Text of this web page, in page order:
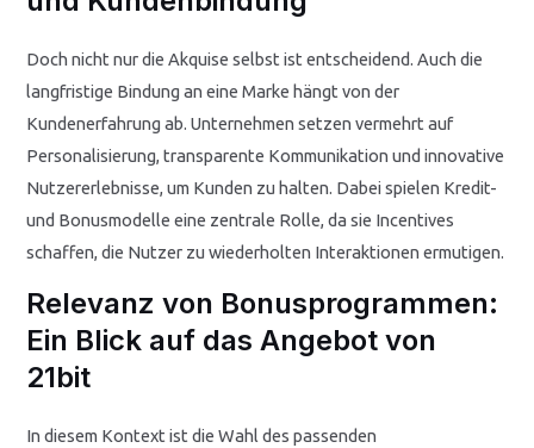
Doch nicht nur die Akquise selbst ist entscheidend. Auch die
langfristige Bindung an eine Marke hängt von der
Kundenerfahrung ab. Unternehmen setzen vermehrt auf
Personalisierung, transparente Kommunikation und innovative
Nutzererlebnisse, um Kunden zu halten. Dabei spielen Kredit-
und Bonusmodelle eine zentrale Rolle, da sie Incentives
schaffen, die Nutzer zu wiederholten Interaktionen ermutigen.
Relevanz von Bonusprogrammen:
Ein Blick auf das Angebot von
21bit
In diesem Kontext ist die Wahl des passenden